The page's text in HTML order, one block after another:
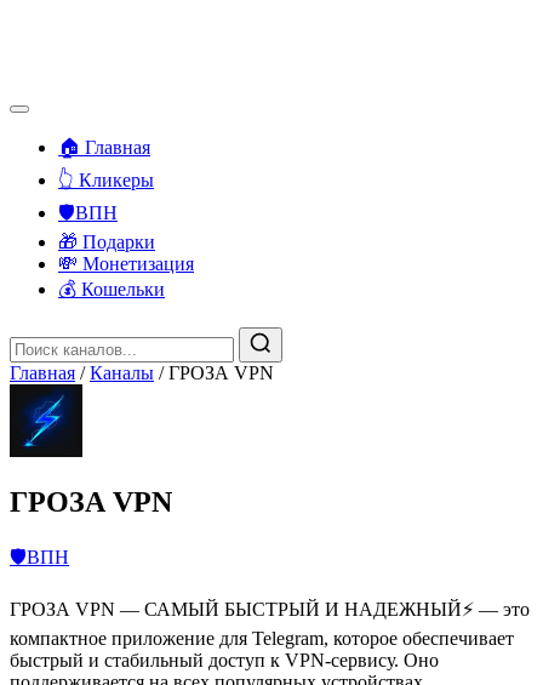
🏠 Главная
👆 Кликеры
🛡️ВПН
🎁 Подарки
💸 Монетизация
💰 Кошельки
Главная / Каналы / ГРОЗА VPN
ГРОЗА VPN
🛡️ВПН
ГРОЗА VPN — САМЫЙ БЫСТРЫЙ И НАДЕЖНЫЙ⚡️ — это
компактное приложение для Telegram, которое обеспечивает
быстрый и стабильный доступ к VPN-сервису. Оно